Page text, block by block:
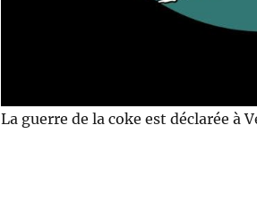
La guerre de la coke est déclarée à